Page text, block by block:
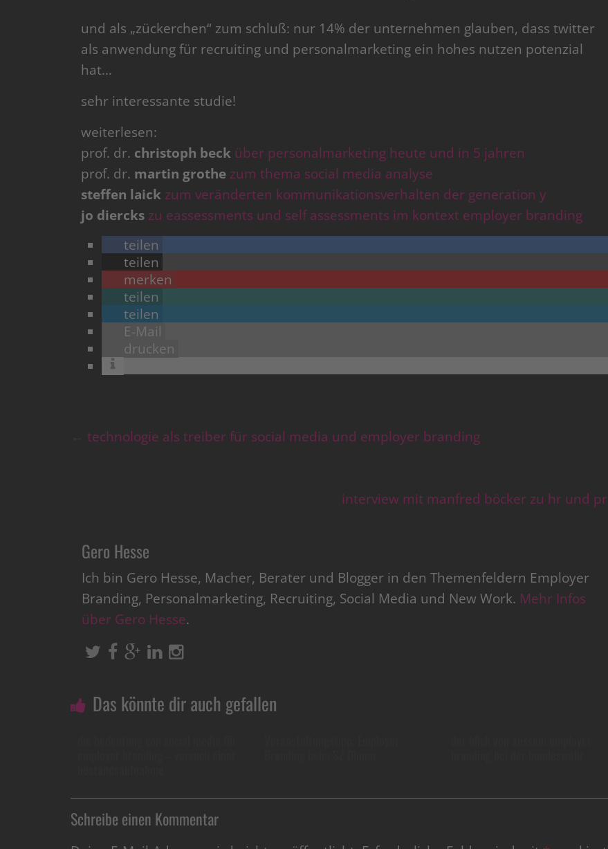
und als „zückerchen“ zum schluß: nur 14% der unternehmen glauben, dass twitter
als anwendung für recruiting und personalmarketing ein hohes nutzen potenzial
hat…
sehr interessante studie!
weiterlesen:
prof. dr. christoph beck über personalmarketing heute und in 5 jahren
prof. dr. martin grothe zum thema social media analyse
steffen laick zum veränderten kommunikationsverhalten der generation y
jo diercks zu eassessments und self assessments im kontext employer branding
teilen
teilen
merken
teilen
teilen
E-Mail
drucken
← technologie als treiber für social media und employer branding
interview mit manfred böcker zu hr und pr
Gero Hesse
Ich bin Gero Hesse, Macher, Berater und Blogger in den Themenfeldern Employer
Branding, Personalmarketing, Recruiting, Social Media und New Work. Mehr Infos
über Gero Hesse.
Das könnte dir auch gefallen
Schreibe einen Kommentar